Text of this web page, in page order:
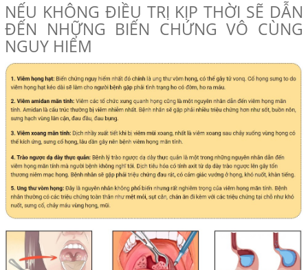
NẾU KHÔNG ĐIỀU TRỊ KỊP THỜI SẼ DẪN
ĐẾN NHỮNG BIẾN CHỨNG VÔ CÙNG
NGUY HIỂM